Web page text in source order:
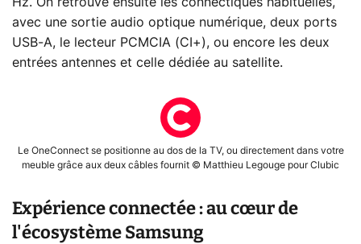
Hz. On retrouve ensuite les connectiques habituelles,
avec une sortie audio optique numérique, deux ports
USB-A, le lecteur PCMCIA (CI+), ou encore les deux
entrées antennes et celle dédiée au satellite.
Le OneConnect se positionne au dos de la TV, ou directement dans votre
meuble grâce aux deux câbles fournit © Matthieu Legouge pour Clubic
Expérience connectée : au cœur de
l'écosystème Samsung